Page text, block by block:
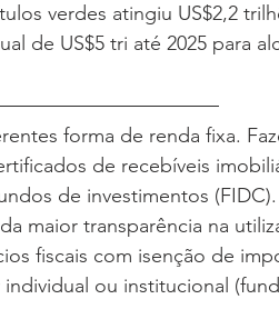
verdes atingiu US$2,2
de US$5 tri até 2025 para
forma de renda fixa.
de recebíveis
de investimentos
maior transparência na
fiscais com isenção de
ou institucional